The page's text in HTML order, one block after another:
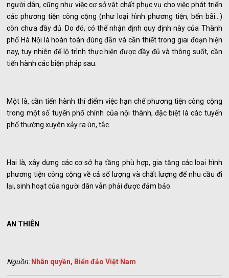
người dân, cũng như việc cơ sở vật chất phục vụ cho việc phát triển
các phương tiện công cộng (như loại hình phương tiện, bến bãi…)
còn chưa đầy đủ. Do đó, có thể nhận định quy định này của Thành
phố Hà Nội là hoàn toàn đúng đắn và cần thiết trong giai đoạn hiện
nay, tuy nhiên để lộ trình thực hiện được đầy đủ và thông suốt, cần
tiến hành các biện pháp sau:
Một là, cần tiến hành thí điểm việc hạn chế phương tiện công cộng
trong một số tuyến phố chính của nội thành, đặc biệt là các tuyến
phố thường xuyên xảy ra ùn, tắc.
Hai là, xây dựng các cơ sở hạ tầng phù hợp, gia tăng các loại hình
phương tiện công cộng về cả số lượng và chất lượng để nhu cầu đi
lại, sinh hoạt của người dân vẫn phải được đảm bảo.
AN THIÊN
Nguồn: Nhân quyền, Biển đảo Việt Nam